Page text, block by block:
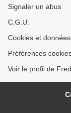
Signaler un abus
C.G.U.
Cookies et
Préférences
Voir le profil de